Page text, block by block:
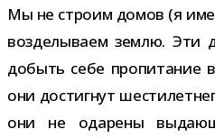
Мы не строим домов (я
воз­де­лы­ваем землю. Эти
добыть себе про­пи­та­ние
они достиг­нут
они не ода­рены